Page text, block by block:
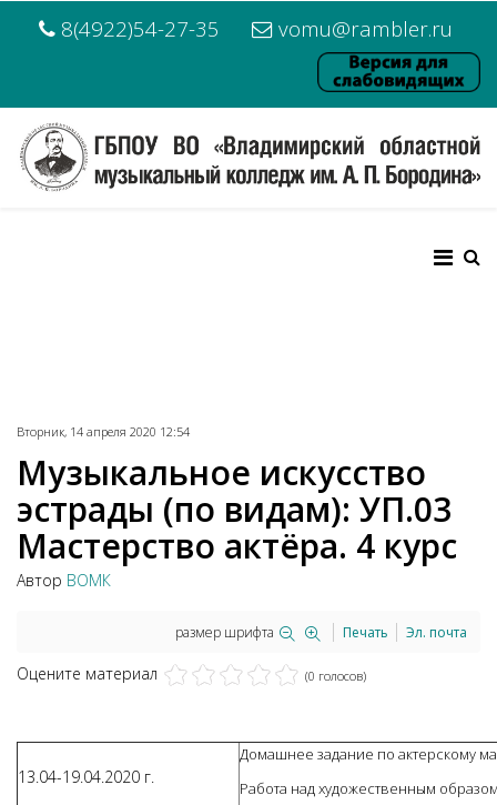
8(4922)54-27-35 vomu@rambler.ru
Вторник, 14 апреля 2020 12:54
Музыкальное искусство
эстрады (по видам): УП.03
Мастерство актёра. 4 курс
Автор ВОМК
размер шрифта Печать Эл. почта
Оцените материал (0 голосов)
13.04-19.04.2020 г.
Домашнее задание по актерскому
Работа над художественным